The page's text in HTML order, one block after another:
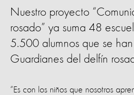
Nuestro proyecto
rosado” ya suma 48
5.500 alumnos que se
Guardianes del delfín
“Es con los niños que nosotros